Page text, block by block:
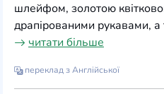
шлейфом, золотою
драпірованими рукавами,
читати більше
переклад з Англійської